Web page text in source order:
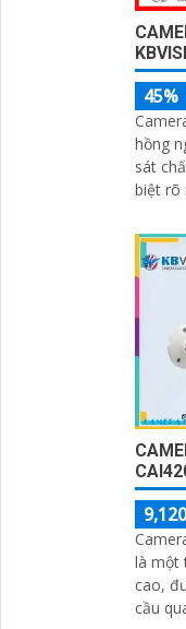
45%
hồng
sát
biệt rõ
giúp...
là một
cao,
cầu